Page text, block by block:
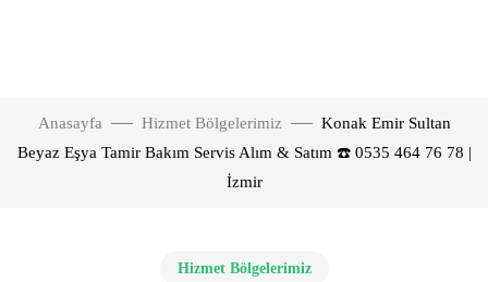
Anasayfa Hizmet Bölgelerimiz
Konak Emir Sultan
Beyaz Eşya Tamir Bakım Servis Alım & Satım ☎️ 0535 464 76 78 |
İzmir
Hizmet Bölgelerimiz